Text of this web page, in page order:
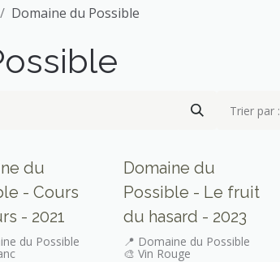
Domaine du Possible
Trier par :
du
- Cours
- 2021
du Possible
Domaine du
Possible - Le fruit
du hasard - 2023
📍 Domaine du Possible
🎨 Vin Rouge